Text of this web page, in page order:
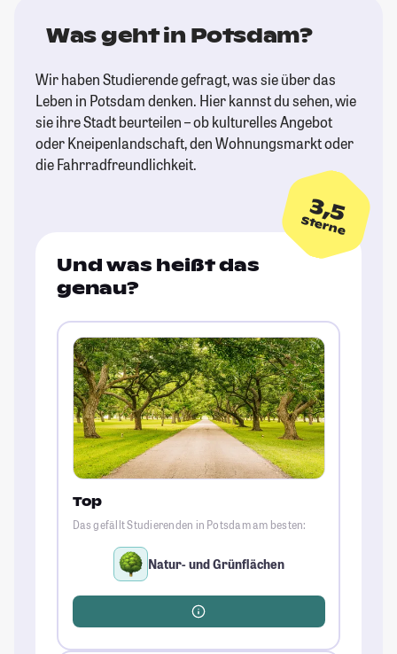
Was geht in Potsdam?
Wir haben Studierende gefragt, was sie über das
Leben in Potsdam denken. Hier kannst du sehen, wie
sie ihre Stadt beurteilen – ob kulturelles Angebot
oder Kneipenlandschaft, den Wohnungsmarkt oder
die Fahrradfreundlichkeit.
3,5
Sterne
Und was heißt das
genau?
Top
Das gefällt Studierenden in Potsdam am besten:
Natur- und Grünflächen